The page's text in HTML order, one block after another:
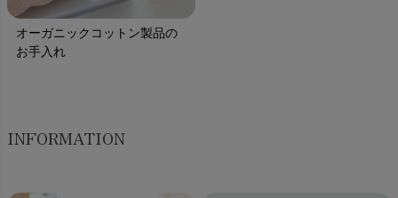
オーガニックコットン製品の
お手入れ
INFORMATION